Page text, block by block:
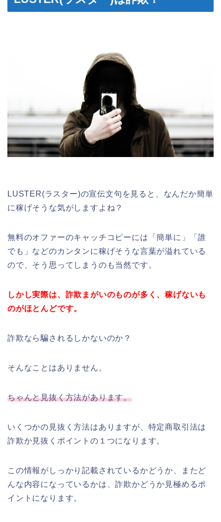
LUSTER(ラスター)の宣伝文句を見ると、なんだか簡単
に稼げそうな気がしますよね？
無料のオファーのキャッチコピーには「簡単に」「誰
でも」などのカンタンに稼げそうな言葉が溢れている
ので、そう思ってしまうのも当然です。
しかし実際は、詐欺まがいのものが多く、稼げないも
のがほとんどです。
詐欺なら騙されるしかないのか？
そんなことはありません。
ちゃんと見抜く方法があります。
いくつかの見抜く方法はありますが、特定商取引法は
詐欺か見抜くポイントの１つになります。
この情報がしっかり記載されているかどうか、またど
んな内容になっているかは、詐欺かどうか見極めるポ
イントになります。